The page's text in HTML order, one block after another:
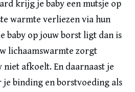
krijg je baby een mutsje op
warmte verliezen via hun
baby op jouw borst ligt dan is
lichaamswarmte zorgt
niet afkoelt. En daarnaast je
binding en borstvoeding als